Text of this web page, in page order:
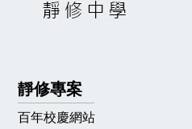
靜修專案
百年校慶網站